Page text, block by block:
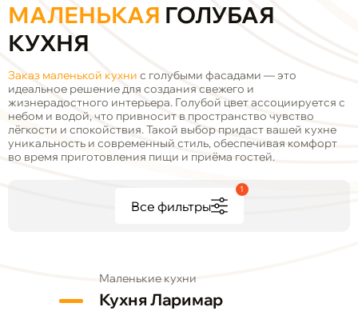
МАЛЕНЬКАЯ ГОЛУБАЯ
КУХНЯ
Заказ маленькой кухни с голубыми фасадами — это
идеальное решение для создания свежего и
жизнерадостного интерьера. Голубой цвет ассоциируется с
небом и водой, что привносит в пространство чувство
лёгкости и спокойствия. Такой выбор придаст вашей кухне
уникальность и современный стиль, обеспечивая комфорт
во время приготовления пищи и приёма гостей.
1
Все фильтры
Маленькие кухни
Кухня Ларимар